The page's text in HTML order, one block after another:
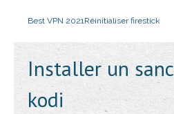
Best VPN 2021Réinitialiser firestick
Installer un
kodi